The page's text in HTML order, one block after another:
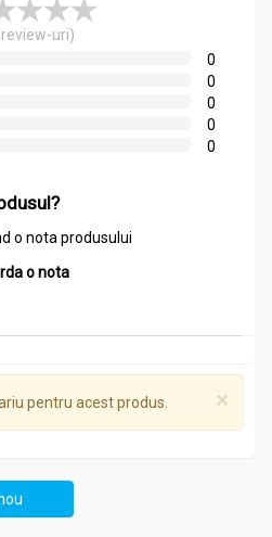
uri)
0
0
0
0
0
o nota produsului
o nota
×
pentru acest produs.